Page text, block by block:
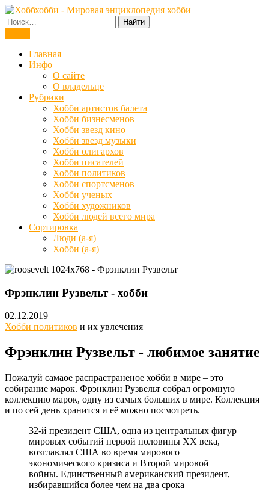
Мировая энциклопедия хобби
Главная
Инфо
О сайте
О владельце
Рубрики
Хобби артистов балета
Хобби бизнесменов
Хобби звезд кино
Хобби звезд музыки
Хобби олигархов
Хобби писателей
Хобби политиков
Хобби спортсменов
Хобби ученых
Хобби художников
Хобби людей всего мира
Сортировка
Люди (а-я)
Хобби (а-я)
Фрэнклин Рузвельт - хобби
02.12.2019
Хобби политиков и их увлечения
Фрэнклин Рузвельт - любимое занятие
Пожалуй самаое распрастраненое хобби в мире – это
собирание марок. Фрэнклин Рузвельт собрал огромную
коллекцию марок, одну из самых больших в мире. Коллекция
и по сей день хранится и её можно посмотреть.
32-й президент США, одна из центральных фигур
мировых событий первой половины XX века,
возглавлял США во время мирового
экономического кризиса и Второй мировой
войны. Единственный американский президент,
избиравшийся более чем на два срока